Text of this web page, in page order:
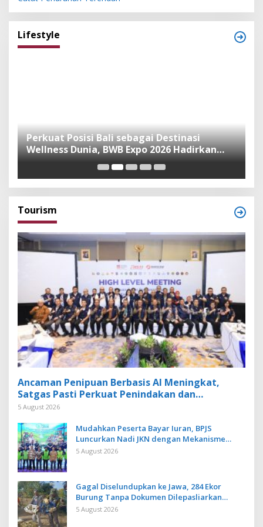
Lifestyle
Perkuat Posisi Bali sebagai Destinasi
Wellness Dunia, BWB Expo 2026 Hadirkan
Exhibitor Nasional dan Global
Tourism
Ancaman Penipuan Berbasis AI Meningkat,
Satgas Pasti Perkuat Penindakan dan
Pengembangan Aplikasi Anti Penipuan
5 August 2026
Mudahkan Peserta Bayar Iuran, BPJS
Luncurkan Nadi JKN dengan Mekanisme
Menabung
5 August 2026
Gagal Diselundupkan ke Jawa, 284 Ekor
Burung Tanpa Dokumen Dilepasliarkan
Cegah Ancaman Penyakit
5 August 2026